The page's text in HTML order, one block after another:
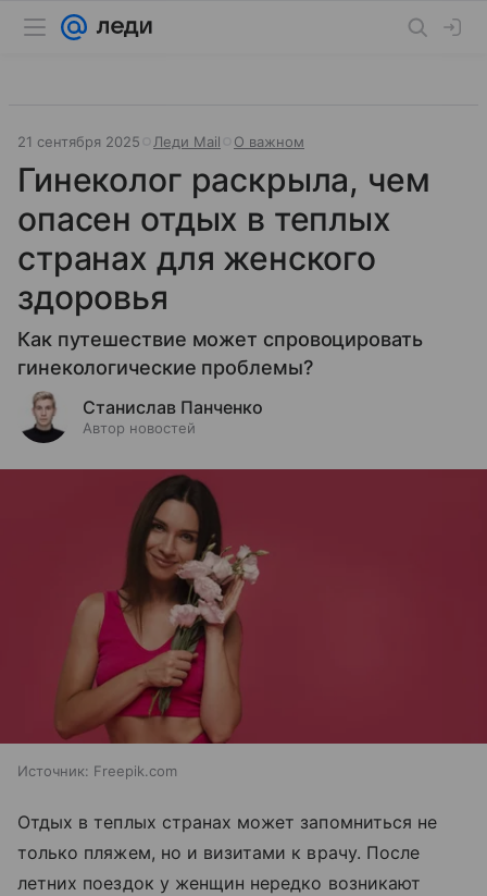
21 сентября 2025 Леди Mail О важном
Гинеколог раскрыла, чем
опасен отдых в теплых
странах для женского
здоровья
Как путешествие может спровоцировать
гинекологические проблемы?
Станислав Панченко
Автор новостей
Источник: Freepik.com
Отдых в теплых странах может запомниться не
только пляжем, но и визитами к врачу. После
летних поездок у женщин нередко возникают